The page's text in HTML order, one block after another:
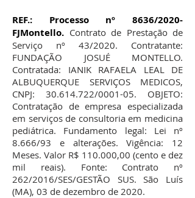
REF.: Processo nº 8636/2020-
FJMontello. Contrato de Prestação de
Serviço nº 43/2020. Contratante:
FUNDAÇÃO JOSUÉ MONTELLO.
Contratada: IANIK RAFAELA LEAL DE
ALBUQUERQUE SERVIÇOS MEDICOS,
CNPJ: 30.614.722/0001-05. OBJETO:
Contratação de empresa especializada
em serviços de consultoria em medicina
pediátrica. Fundamento legal: Lei nº
8.666/93 e alterações. Vigência: 12
Meses. Valor R$ 110.000,00 (cento e dez
mil reais). Fonte: Contrato nº
262/2016/SES/GESTÃO SUS. São Luís
(MA), 03 de dezembro de 2020.